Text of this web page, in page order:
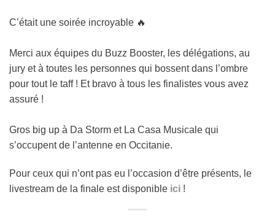
C’était une soirée incroyable 🔥
Merci aux équipes du Buzz Booster, les délégations, au
jury et à toutes les personnes qui bossent dans l’ombre
pour tout le taff ! Et bravo à tous les finalistes vous avez
assuré !
Gros big up à Da Storm et La Casa Musicale qui
s’occupent de l’antenne en Occitanie.
Pour ceux qui n’ont pas eu l’occasion d’être présents, le
livestream de la finale est disponible ici !